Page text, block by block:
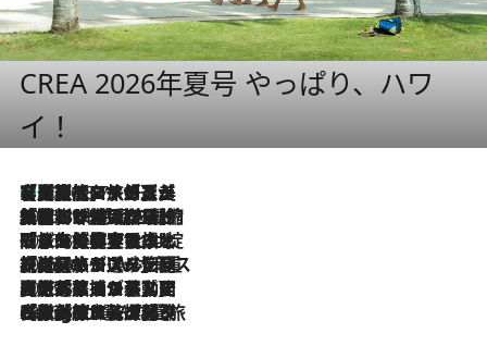
CREA 2026年夏号 やっぱり、ハワ
イ！
2026.8.7
【厳選旅コスメ】「多機能アイテムがメイン！」旅好き美容エディターが選んだ夏旅ベストコスメを発表【Mサイズジップ】
2026.8.6
「荷物が増えるほど旅ストレスは増す」美容ジャーナリストがたどり着いた最終結論。“化粧品を劇的に減らす”感動の凝縮美容とは
2026.8.6
「旅先には金髪ウィッグを持参」日本と同じメイクでは損してる!? 美容ジャーナリストが提案する“掟破りの旅美容”とは
2026.8.6
【厳選旅コスメ】「身軽さ＆UV対策重視！」ヘアアーティストshucoが選んだ夏旅ベストコスメを発表【Mサイズジップ】
2026.8.5
【厳選旅コスメ】国内をあちこち移動する河井菜摘が選んだ夏旅ベストコスメ発表！「リラックスアイテムはマスト」【Mサイズジップ】
2026.8.4
【厳選旅コスメ】「紫外線＆乾燥対策しながらメイク感も！」ヘア＆メイクGeorgeが選んだ夏旅ベストコスメを発表！【Mサイズジップ】